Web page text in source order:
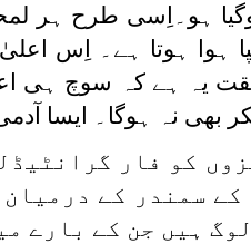
ہو۔اِسی طرح ہر
ہوا ہوتا ہے۔ اِس
یہ ہے کہ سوچ ہی
بھی نہ ہوگا۔ ایسا
کو فار
کے سمندر کے
ہیں جن کے بارے